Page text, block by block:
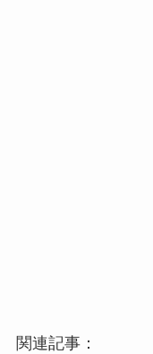
関連記事：